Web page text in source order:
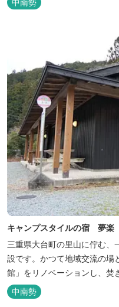
会には無い闇の中を飛び交う
り、星空を眺めたり・・・
中南勢
キャンプスタイルの宿 夢楽
三重県大台町の里山に佇む、
設です。かつて地域交流の場
館」をリノベーションし、焚
る“キャンプ気分”の宿として生まれ変
ェックイン 15：00（早めの
中南勢